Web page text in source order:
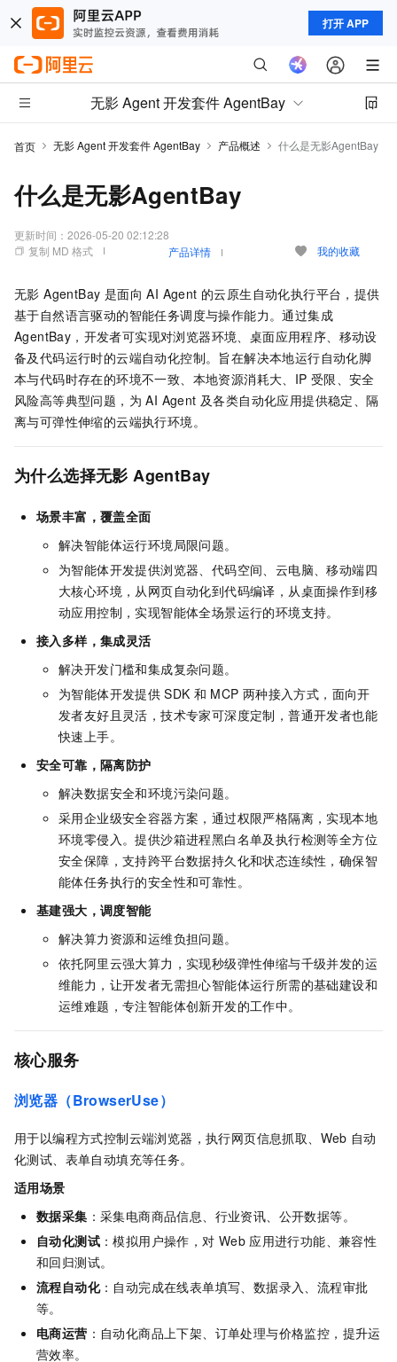
打开 APP
无影 Agent 开发套件 AgentBay
首页 无影 Agent 开发套件 AgentBay 产品概述 什么是无影AgentBay
什么是无影AgentBay
更新时间： 2026-05-20 02:12:28
复制 MD 格式
产品详情 我的收藏
无影 AgentBay 是面向 AI Agent 的云原生自动化执行平台，提供
基于自然语言驱动的智能任务调度与操作能力。通过集成
AgentBay，开发者可实现对浏览器环境、桌面应用程序、移动设
备及代码运行时的云端自动化控制。旨在解决本地运行自动化脚
本与代码时存在的环境不一致、本地资源消耗大、IP 受限、安全
风险高等典型问题，为 AI Agent 及各类自动化应用提供稳定、隔
离与可弹性伸缩的云端执行环境。
为什么选择无影 AgentBay
场景丰富，覆盖全面
解决智能体运行环境局限问题。
为智能体开发提供浏览器、代码空间、云电脑、移动端四
大核心环境，从网页自动化到代码编译，从桌面操作到移
动应用控制，实现智能体全场景运行的环境支持。
接入多样，集成灵活
解决开发门槛和集成复杂问题。
为智能体开发提供 SDK 和 MCP 两种接入方式，面向开
发者友好且灵活，技术专家可深度定制，普通开发者也能
快速上手。
安全可靠，隔离防护
解决数据安全和环境污染问题。
采用企业级安全容器方案，通过权限严格隔离，实现本地
环境零侵入。提供沙箱进程黑白名单及执行检测等全方位
安全保障，支持跨平台数据持久化和状态连续性，确保智
能体任务执行的安全性和可靠性。
基建强大，调度智能
解决算力资源和运维负担问题。
依托阿里云强大算力，实现秒级弹性伸缩与千级并发的运
维能力，让开发者无需担心智能体运行所需的基础建设和
运维难题，专注智能体创新开发的工作中。
核心服务
浏览器（BrowserUse）
用于以编程方式控制云端浏览器，执行网页信息抓取、Web 自动
化测试、表单自动填充等任务。
适用场景
数据采集 ：采集电商商品信息、行业资讯、公开数据等。
自动化测试 ：模拟用户操作，对 Web 应用进行功能、兼容性
和回归测试。
流程自动化：自动完成在线表单填写、数据录入、流程审批
等。
电商运营 ：自动化商品上下架、订单处理与价格监控，提升运
营效率。